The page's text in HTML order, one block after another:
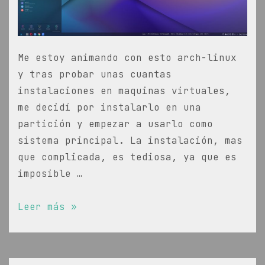
Me estoy animando con esto arch-linux
y tras probar unas cuantas
instalaciones en maquinas virtuales,
me decidí por instalarlo en una
partición y empezar a usarlo como
sistema principal. La instalación, mas
que complicada, es tediosa, ya que es
imposible …
Instalar
con
Leer más »